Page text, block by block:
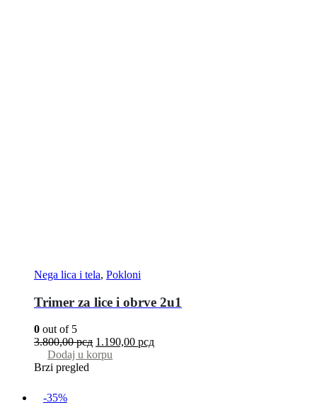
Nega lica i tela, Pokloni
Trimer za lice i obrve 2u1
0 out of 5
3.800,00рсд 1.190,00 рсд
Dodaj u korpu
Brzi pregled
-35%